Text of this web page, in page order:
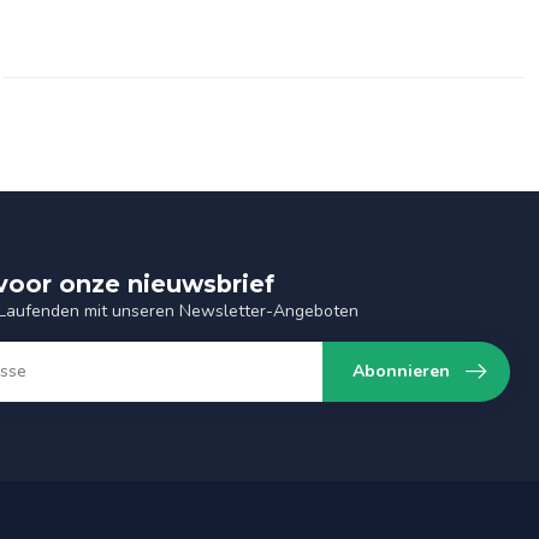
onze nieuwsbrief
mit unseren Newsletter-Angeboten
Abonnieren